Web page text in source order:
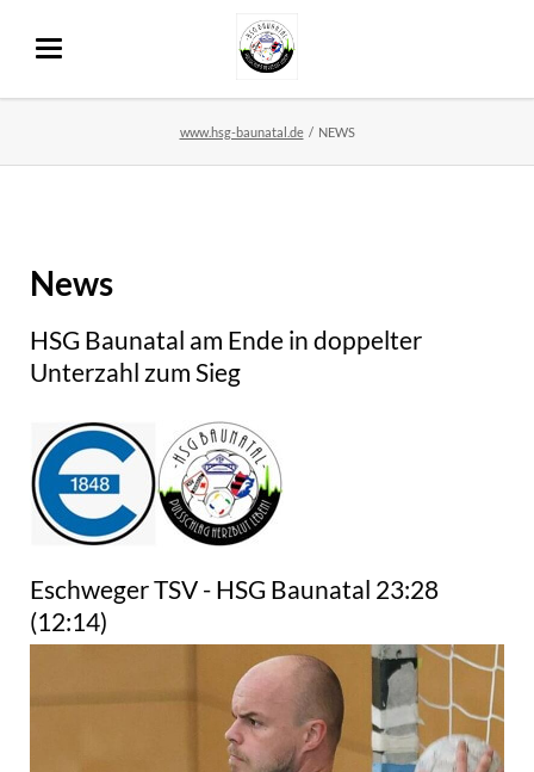
www.hsg-baunatal.de NEWS
News
HSG Baunatal am Ende in doppelter
Unterzahl zum Sieg
Eschweger TSV - HSG Baunatal 23:28
(12:14)